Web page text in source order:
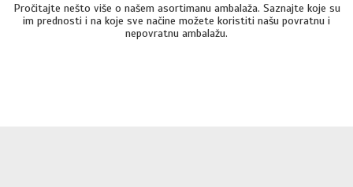
Pročitajte nešto više o našem asortimanu ambalaža. Saznajte koje su
im prednosti i na koje sve načine možete koristiti našu povratnu i
nepovratnu ambalažu.